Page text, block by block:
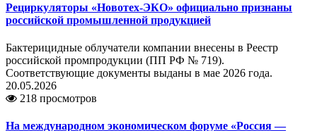
Рециркуляторы «Новотех-ЭКО» официально признаны
российской промышленной продукцией
Бактерицидные облучатели компании внесены в Реестр
российской промпродукции (ПП РФ № 719).
Соответствующие документы выданы в мае 2026 года.
20.05.2026
218 просмотров
На международном экономическом форуме «Россия —